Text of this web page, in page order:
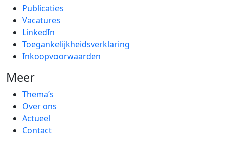
Publicaties
Vacatures
LinkedIn
Toegankelijkheidsverklaring
Inkoopvoorwaarden
Meer
Thema’s
Over ons
Actueel
Contact